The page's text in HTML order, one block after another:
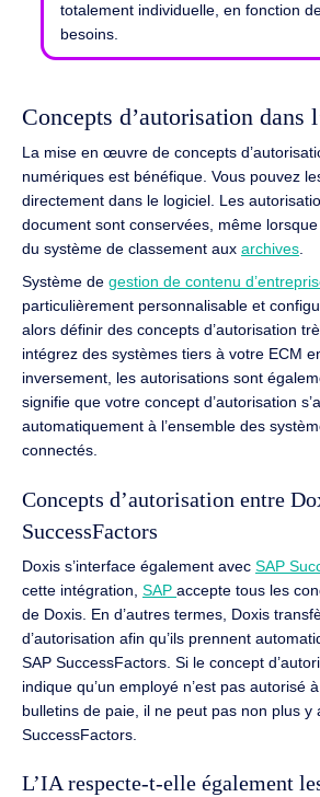
totalement individuelle, en fonction
besoins.
Concepts d’autorisation dans
La mise en œuvre de concepts
numériques est bénéfique. Vous pouvez
directement dans le logiciel. Les
document sont conservées, même
du système de classement aux archives
Système de gestion de contenu
particulièrement personnalisable et
alors définir des concepts d’autorisation
intégrez des systèmes tiers à votre ECM
inversement, les autorisations sont
signifie que votre concept d’autorisation
automatiquement à l’ensemble des
connectés.
Concepts d’autorisation entre
SuccessFactors
Doxis s’interface également avec SAP
cette intégration, SAP accepte tous les
de Doxis En d’autres termes, Doxis
d’autorisation afin qu’ils prennent
SAP SuccessFactors Si le concept
indique qu’un employé n’est pas autorisé
bulletins de paie, il ne peut pas non plus y
SuccessFactors
L’IA respecte-t-elle également